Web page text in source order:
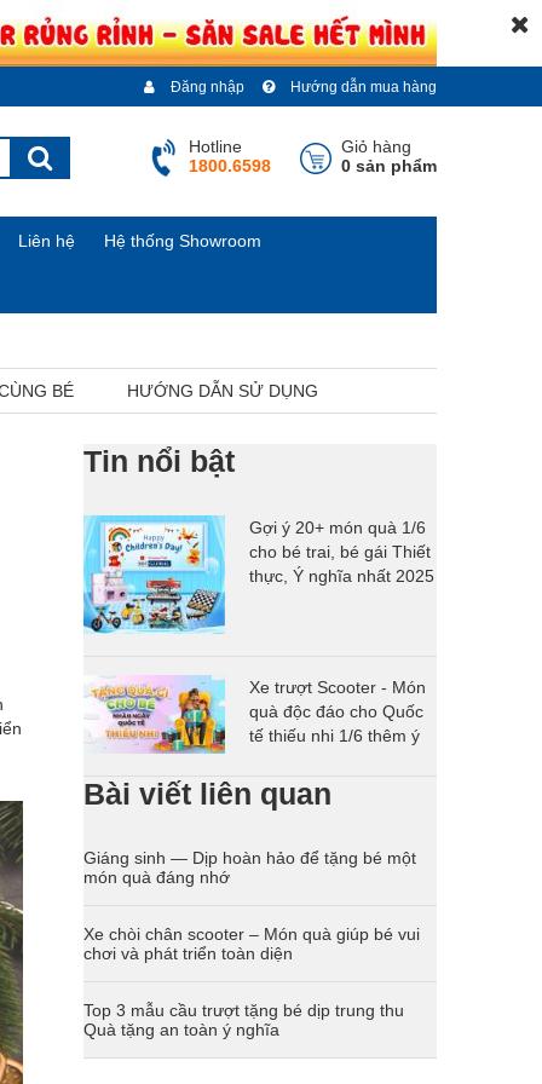
Hướng dẫn mua hàng
Đăng nhập
Giỏ hàng
0 sản phẩm
Hotline
1800.6598
Liên hệ Hệ thống Showroom
BÉ HƯỚNG DẪN SỬ DỤNG
Tin nổi bật
Gợi ý 20+ món quà 1/6
cho bé trai, bé gái Thiết
thực, Ý nghĩa nhất 2025
Xe trượt Scooter - Món
quà độc đáo cho Quốc
tế thiếu nhi 1/6 thêm ý
Bài viết liên quan
Giáng sinh — Dịp hoàn hảo để tặng bé một
món quà đáng nhớ
Xe chòi chân scooter – Món quà giúp bé vui
chơi và phát triển toàn diện
Top 3 mẫu cầu trượt tặng bé dịp trung thu
Quà tặng an toàn ý nghĩa